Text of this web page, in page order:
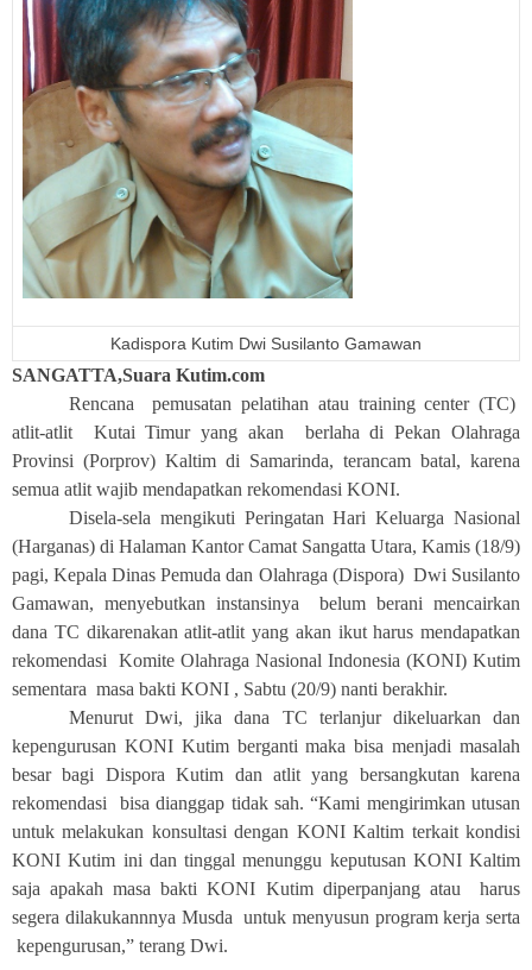
Kadispora Kutim Dwi Susilanto Gamawan
SANGATTA,Suara Kutim.com
Rencana pemusatan pelatihan atau training center (TC)
atlit-atlit Kutai Timur yang akan berlaha di Pekan Olahraga
Provinsi (Porprov) Kaltim di Samarinda, terancam batal, karena
semua atlit wajib mendapatkan rekomendasi KONI.
Disela-sela mengikuti Peringatan Hari Keluarga Nasional
(Harganas) di Halaman Kantor Camat Sangatta Utara, Kamis (18/9)
pagi, Kepala Dinas Pemuda dan Olahraga (Dispora) Dwi Susilanto
Gamawan, menyebutkan instansinya belum berani mencairkan
dana TC dikarenakan atlit-atlit yang akan ikut harus mendapatkan
rekomendasi Komite Olahraga Nasional Indonesia (KONI) Kutim
sementara masa bakti KONI , Sabtu (20/9) nanti berakhir.
Menurut Dwi, jika dana TC terlanjur dikeluarkan dan
kepengurusan KONI Kutim berganti maka bisa menjadi masalah
besar bagi Dispora Kutim dan atlit yang bersangkutan karena
rekomendasi bisa dianggap tidak sah. “Kami mengirimkan utusan
untuk melakukan konsultasi dengan KONI Kaltim terkait kondisi
KONI Kutim ini dan tinggal menunggu keputusan KONI Kaltim
saja apakah masa bakti KONI Kutim diperpanjang atau harus
segera dilakukannnya Musda untuk menyusun program kerja serta
kepengurusan,” terang Dwi.